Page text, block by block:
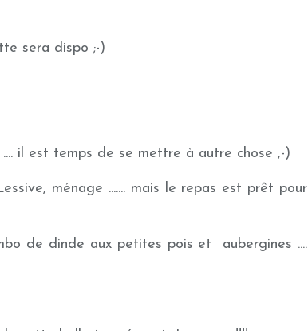
sera dispo ;-)
il est temps de se mettre à autre chose ,-)
ménage ....... mais le repas est prêt pour
de dinde aux petites pois et aubergines ....